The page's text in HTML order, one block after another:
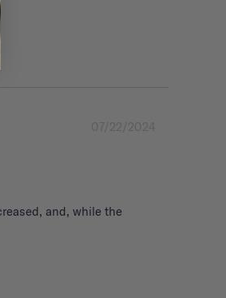
07/22/2024
and, while the